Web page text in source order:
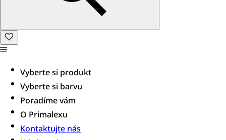
Vyberte si produkt
Vyberte si barvu
Poradíme vám​
O Primalexu
Kontaktujte nás